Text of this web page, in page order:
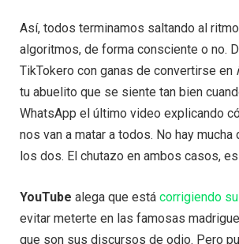
Así, todos terminamos saltando al
algoritmos, de forma consciente o no.
TikTokero con ganas de convertirse en
tu abuelito que se siente tan bien
WhatsApp el último video explicando
nos van a matar a todos. No hay
los dos. El chutazo en ambos casos, es
YouTube alega que está corrigiendo
evitar meterte en las famosas
que son sus discursos de odio. Pero